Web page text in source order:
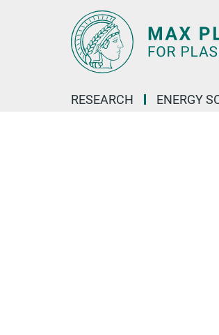
RESEARCH ENERGY